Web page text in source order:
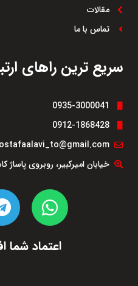
مقالات
تماس با ما
سریع ترین راهای
0935-3000041
0912-1868428
خیابان امیرکبیر، روبروی
اعتماد شما